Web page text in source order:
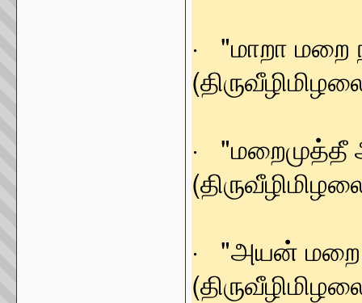
·
·
· "அயன்